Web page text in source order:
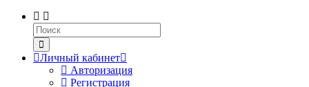
Личный кабинет
Авторизация
Регистрация